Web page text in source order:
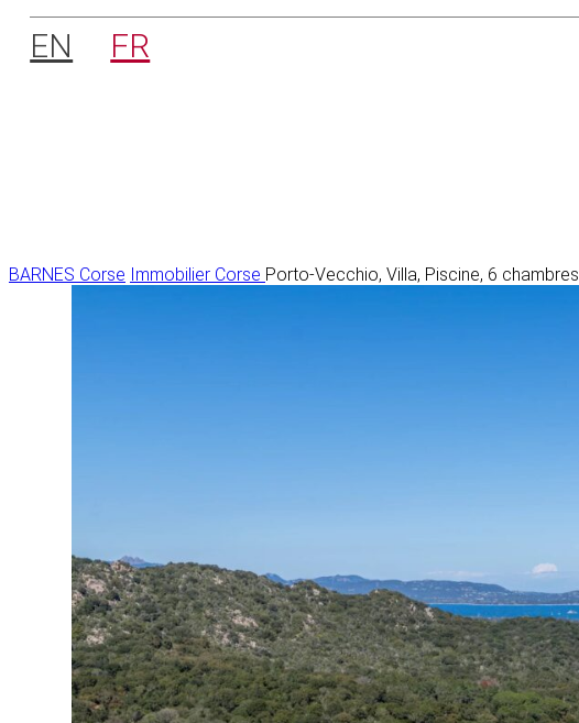
EN FR
BARNES Corse Immobilier Corse Porto-Vecchio, Villa, Piscine, 6 chambres